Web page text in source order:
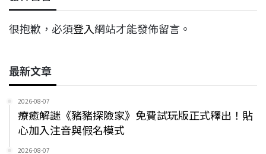
很抱歉，必須登入網站才能發佈留言。
最新文章
2026-08-07
療癒解謎《豬豬探險家》免費試玩版正式釋出！貼
心加入注音與假名模式
2026-08-07